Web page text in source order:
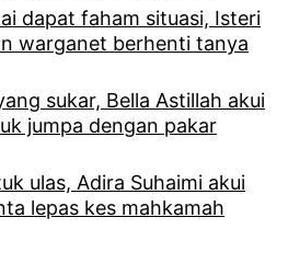
dapat faham situasi, Isteri
warganet berhenti tanya
sukar, Bella Astillah akui
jumpa dengan pakar
ulas, Adira Suhaimi akui
lepas kes mahkamah